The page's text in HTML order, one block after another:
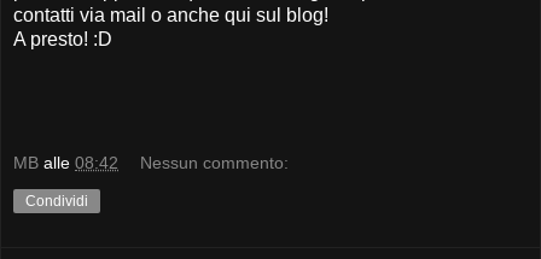
contatti via mail o anche qui sul blog!
A presto! :D
MB alle 08:42 Nessun commento:
Condividi